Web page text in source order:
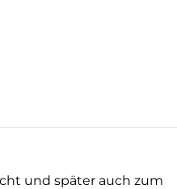
und später auch zum